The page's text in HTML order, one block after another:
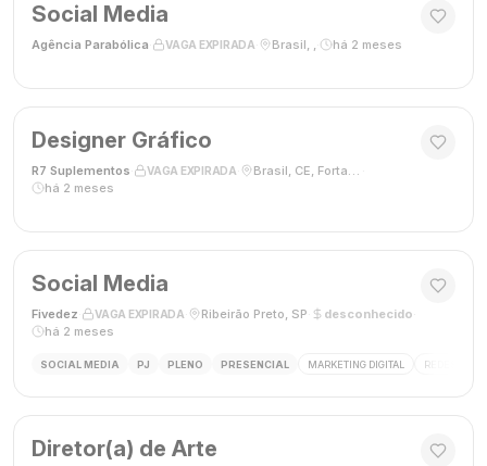
Social Media
Agência Parabólica VAGA EXPIRADA Brasil, , há 2 meses
Designer Gráfico
R7 Suplementos VAGA EXPIRADA Brasil, CE, Fortaleza
há 2 meses
Social Media
Fivedez VAGA EXPIRADA Ribeirão Preto, SP desconhecido
há 2 meses
SOCIAL MEDIA PJ PLENO PRESENCIAL MARKETING DIGITAL REDES
Diretor(a) de Arte